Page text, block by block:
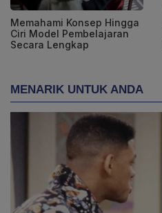
Memahami Konsep Hingga
Ciri Model Pembelajaran
Secara Lengkap